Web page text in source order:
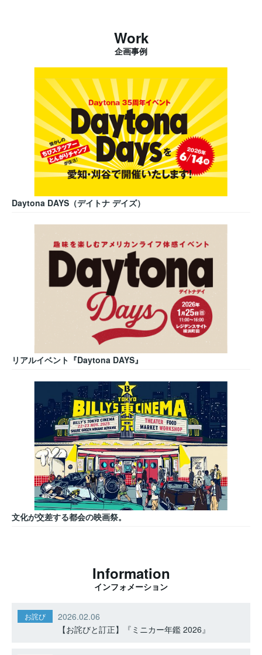
Work
企画事例
Daytona DAYS（デイトナ デイズ）
リアルイベント『Daytona DAYS』
文化が交差する都会の映画祭。
Information
インフォメーション
お詫び
2026.02.06
【お詫びと訂正】『ミニカー年鑑 2026』